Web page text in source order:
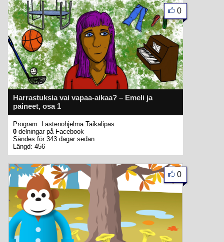
Harrastuksia vai vapaa-aikaa? – Emeli ja
paineet, osa 1
0
Program: Lastenohjelma Taikalipas
0 delningar på Facebook
Sändes för 343 dagar sedan
Längd: 456
0